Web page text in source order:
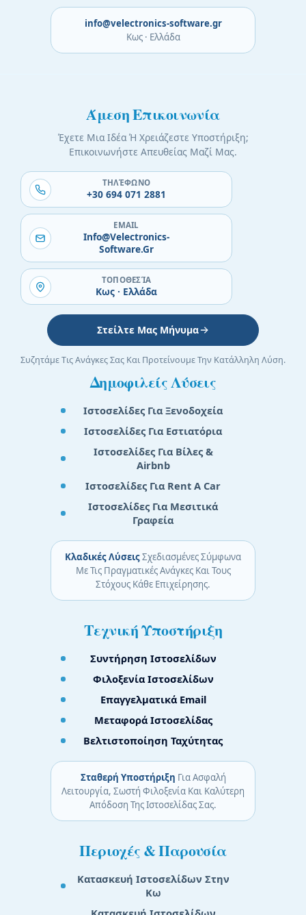
info@velectronics-software.gr
Κως · Ελλάδα
Άμεση Επικοινωνία
Έχετε Μια Ιδέα Ή Χρειάζεστε Υποστήριξη;
Επικοινωνήστε Απευθείας Μαζί Μας.
ΤΗΛΈΦΩΝΟ
+30 694 071 2881
EMAIL
Info@velectronics-
Software.gr
ΤΟΠΟΘΕΣΊΑ
Κως · Ελλάδα
Στείλτε Μας Μήνυμα
Συζητάμε Τις Ανάγκες Σας Και Προτείνουμε Την Κατάλληλη Λύση.
Δημοφιλείς Λύσεις
Ιστοσελίδες Για Ξενοδοχεία
Ιστοσελίδες Για Εστιατόρια
Ιστοσελίδες Για Βίλες &
Airbnb
Ιστοσελίδες Για Rent A Car
Ιστοσελίδες Για Μεσιτικά
Γραφεία
Κλαδικές ΛύσειςΣχεδιασμένες Σύμφωνα
Με Τις Πραγματικές Ανάγκες Και Τους
Στόχους Κάθε Επιχείρησης.
Τεχνική Υποστήριξη
Συντήρηση Ιστοσελίδων
Φιλοξενία Ιστοσελίδων
Επαγγελματικά Email
Μεταφορά Ιστοσελίδας
Βελτιστοποίηση Ταχύτητας
Σταθερή Υποστήριξη Για Ασφαλή
Λειτουργία, Σωστή Φιλοξενία Και Καλύτερη
Απόδοση Της Ιστοσελίδας Σας.
Περιοχές & Παρουσία
Κατασκευή Ιστοσελίδων Στην
Κω